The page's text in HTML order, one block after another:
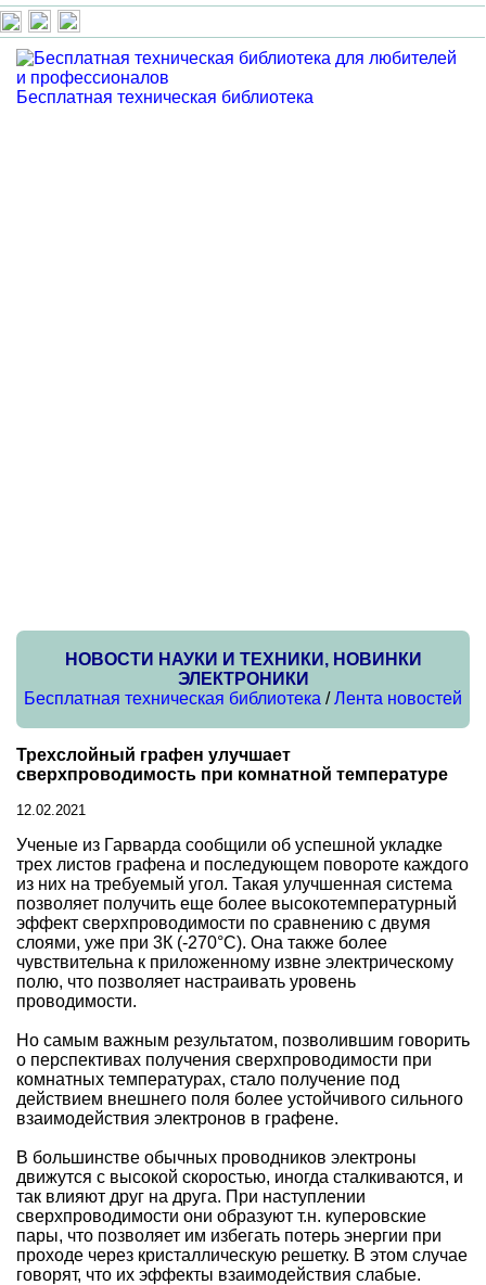
Бесплатная техническая библиотека
НОВОСТИ НАУКИ И ТЕХНИКИ, НОВИНКИ
ЭЛЕКТРОНИКИ
Бесплатная техническая библиотека /Лента новостей
Трехслойный графен улучшает
сверхпроводимость при комнатной температуре
12.02.2021
Ученые из Гарварда сообщили об успешной укладке
трех листов графена и последующем повороте каждого
из них на требуемый угол. Такая улучшенная система
позволяет получить еще более высокотемпературный
эффект сверхпроводимости по сравнению с двумя
слоями, уже при 3К (-270°С). Она также более
чувствительна к приложенному извне электрическому
полю, что позволяет настраивать уровень
проводимости.
Но самым важным результатом, позволившим говорить
о перспективах получения сверхпроводимости при
комнатных температурах, стало получение под
действием внешнего поля более устойчивого сильного
взаимодействия электронов в графене.
В большинстве обычных проводников электроны
движутся с высокой скоростью, иногда сталкиваются, и
так влияют друг на друга. При наступлении
сверхпроводимости они образуют т.н. куперовские
пары, что позволяет им избегать потерь энергии при
проходе через кристаллическую решетку. В этом случае
говорят, что их эффекты взаимодействия слабые.